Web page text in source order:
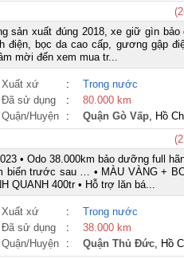
sản xuất đúng 2018, xe giữ gìn
điện, bọc da cao cấp, gương gập
mời đến xem mua tr...
Xuất xứ :
Trong nước
Đã sử dụng :
80.000 km
Quận/Huyện : Quận Gò Vấp, Hồ
• Odo 38.000km bảo dưỡng full
biến trước sau … • MÀU VÀNG +
QUANH 400tr • Hỗ trợ lăn bá...
Xuất xứ :
Trong nước
Đã sử dụng :
38.000 km
Quận/Huyện : Quận Thủ Đức, Hồ